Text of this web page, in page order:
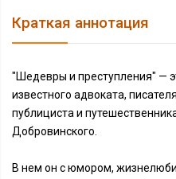
Краткая аннотация
"Шедевры и преступления" —
известного адвоката,
публициста и
Добровинского.
В нем он с юмором,